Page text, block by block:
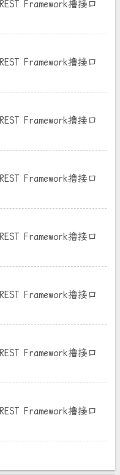
Framework撸接口
Framework撸接口
Framework撸接口
Framework撸接口
Framework撸接口
Framework撸接口
Framework撸接口
Framework撸接口